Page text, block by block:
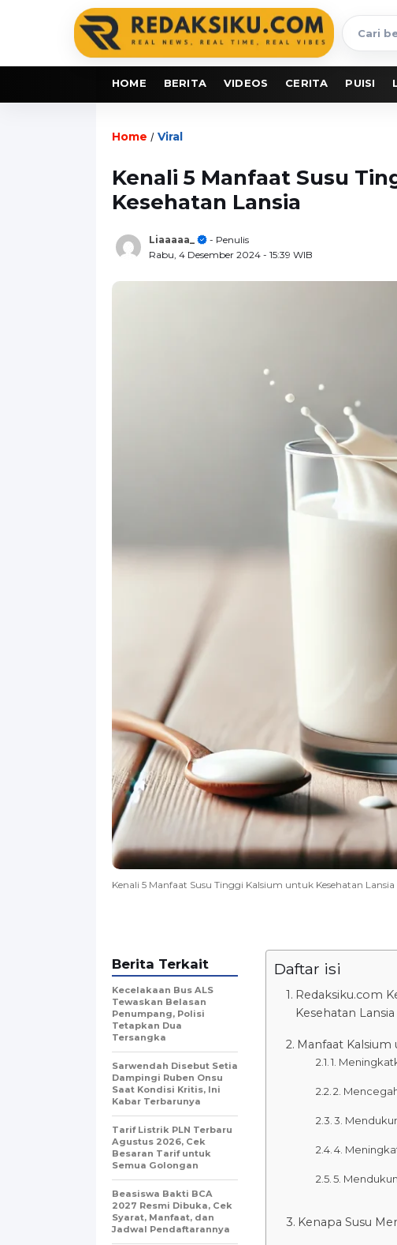
Cari
berita
HOME BERITA VIDEOS CERITA PUISI
Home / Viral
Kenali 5 Manfaat Susu
Kesehatan Lansia
Liaaaaa_
- Penulis
Rabu, 4 Desember 2024 - 15:39 WIB
Kenali 5 Manfaat Susu Tinggi Kalsium untuk Kesehatan Lansia
Daftar isi
Redaksiku.com
Kesehatan Lansia
Manfaat Kalsium
1.
2.
3.
4.
5.
Kenapa Susu
Berita Terkait
Kecelakaan Bus ALS
Tewaskan Belasan
Penumpang, Polisi
Tetapkan Dua
Tersangka
Sarwendah Disebut Setia
Dampingi Ruben Onsu
Saat Kondisi Kritis, Ini
Kabar Terbarunya
Tarif Listrik PLN Terbaru
Agustus 2026, Cek
Besaran Tarif untuk
Semua Golongan
Beasiswa Bakti BCA
2027 Resmi Dibuka, Cek
Syarat, Manfaat, dan
Jadwal Pendaftarannya